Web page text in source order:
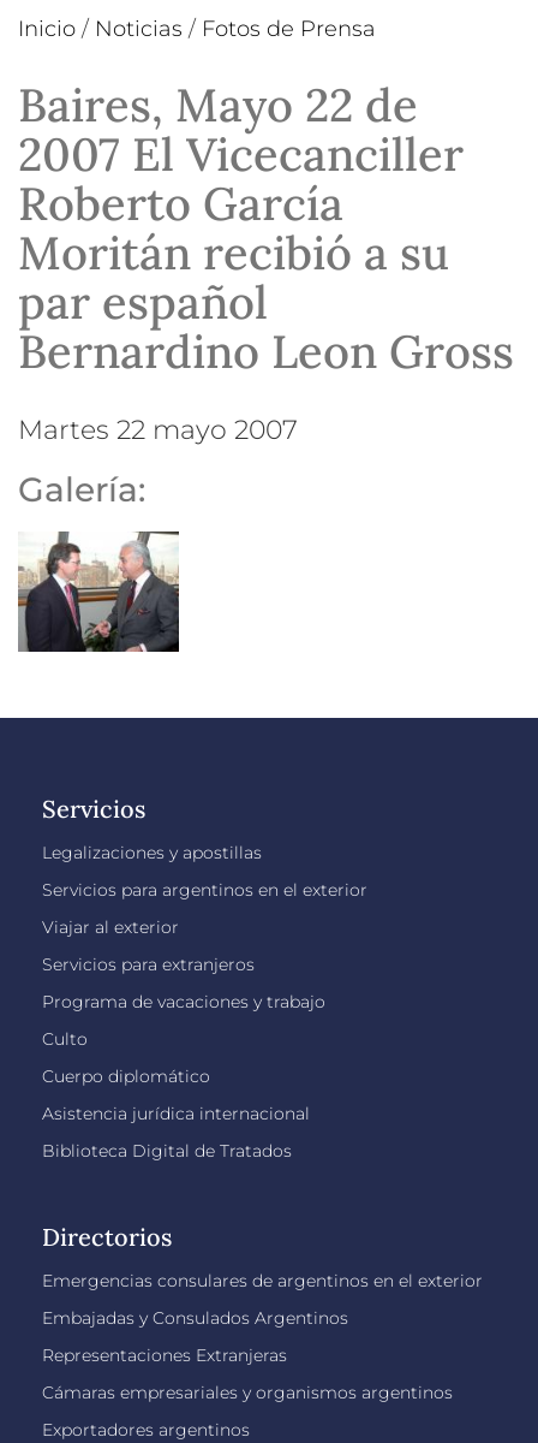
Inicio / Noticias / Fotos de Prensa
Baires, Mayo 22 de
2007 El Vicecanciller
Roberto García
Moritán recibió a su
par español
Bernardino Leon Gross
martes 22 mayo 2007
Galería:
Servicios
Legalizaciones y apostillas
Servicios para argentinos en el exterior
Viajar al exterior
Servicios para extranjeros
Programa de vacaciones y trabajo
Culto
Cuerpo diplomático
Asistencia jurídica internacional
Biblioteca Digital de Tratados
Directorios
Emergencias consulares de argentinos en el exterior
Embajadas y Consulados Argentinos
Representaciones Extranjeras
Cámaras empresariales y organismos argentinos
Exportadores argentinos